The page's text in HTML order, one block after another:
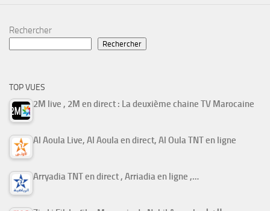
Rechercher
Rechercher
TOP VUES
2M live , 2M en direct : La deuxième chaine TV Marocaine
Al Aoula Live, Al Aoula en direct, Al Oula TNT en ligne
Arryadia TNT en direct , Arriadia en ligne ,…